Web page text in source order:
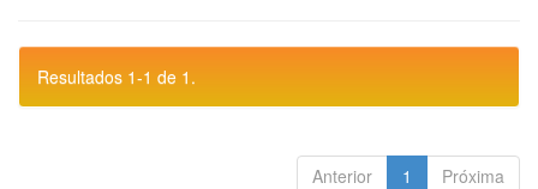
Resultados 1-1 de 1.
Anterior 1 Próxima